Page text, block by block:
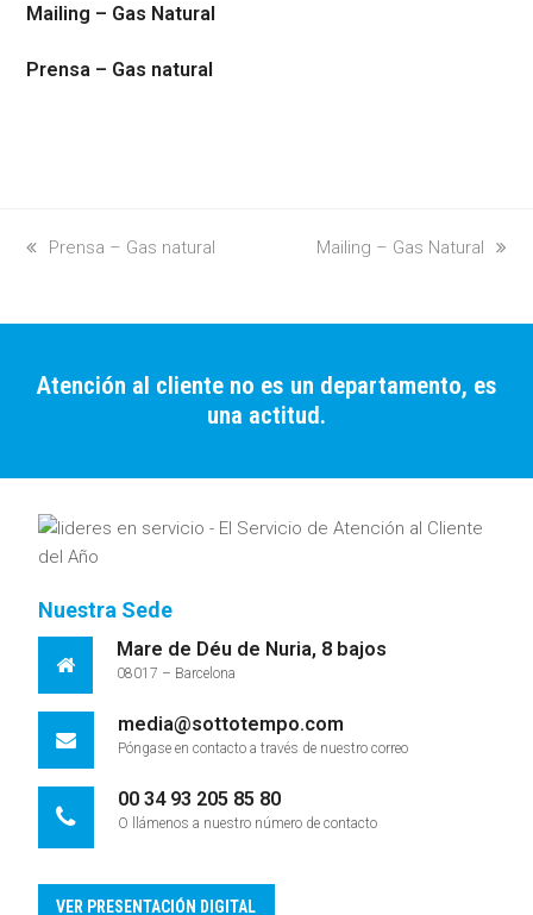
Mailing – Gas Natural
Prensa – Gas natural
previous
Prensa – Gas natural
next
Mailing – Gas Natural
Atención al cliente no es un departamento, es
una actitud.
Nuestra Sede
Mare de Déu de Nuria, 8 bajos
08017 – Barcelona
media@sottotempo.com
Póngase en contacto a través de nuestro correo
00 34 93 205 85 80
O llámenos a nuestro número de contacto
VER PRESENTACIÓN DIGITAL